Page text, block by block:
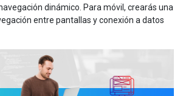
dinámico. Para móvil, crearás una
entre pantallas y conexión a datos